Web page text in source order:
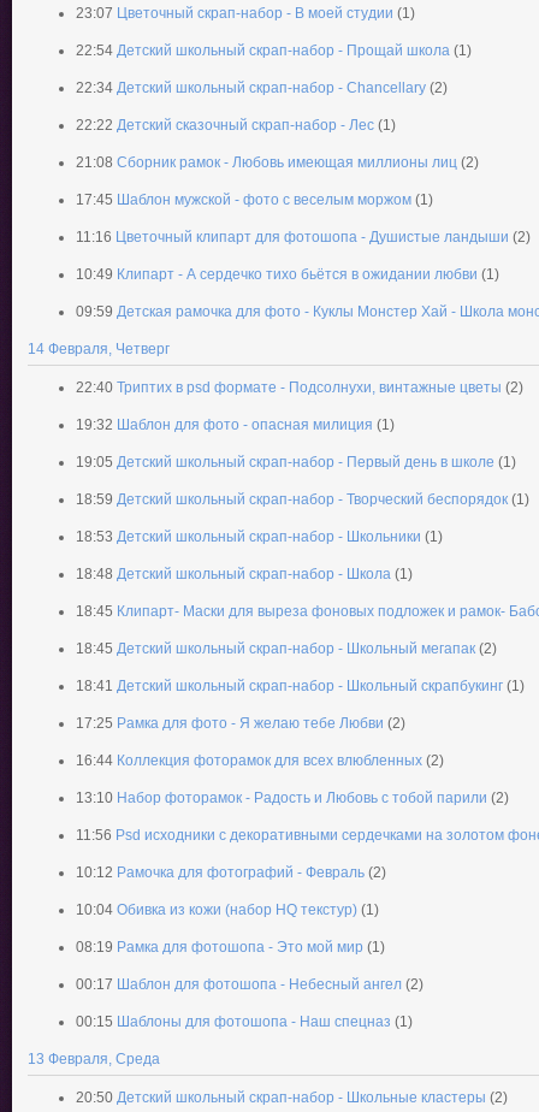
23:07 Цветочный скрап-набор - В моей студии (1)
22:54 Детский школьный скрап-набор - Прощай школа (1)
22:34 Детский школьный скрап-набор - Chancellary (2)
22:22 Детский сказочный скрап-набор - Лес (1)
21:08 Сборник рамок - Любовь имеющая миллионы лиц (2)
17:45 Шаблон мужской - фото с веселым моржом (1)
11:16 Цветочный клипарт для фотошопа - Душистые ландыши (2)
10:49 Клипарт - А сердечко тихо бьётся в ожидании любви (1)
09:59 Детская рамочка для фото - Куклы Монстер Хай - Школа
14 Февраля, Четверг
22:40 Триптих в psd формате - Подсолнухи, винтажные цветы (2)
19:32 Шаблон для фото - опасная милиция (1)
19:05 Детский школьный скрап-набор - Первый день в школе (1)
18:59 Детский школьный скрап-набор - Творческий беспорядок (1)
18:53 Детский школьный скрап-набор - Школьники (1)
18:48 Детский школьный скрап-набор - Школа (1)
18:45 Клипарт- Маски для выреза фоновых подложек и рамок-
18:45 Детский школьный скрап-набор - Школьный мегапак (2)
18:41 Детский школьный скрап-набор - Школьный скрапбукинг (1)
17:25 Рамка для фото - Я желаю тебе Любви (2)
16:44 Коллекция фоторамок для всех влюбленных (2)
13:10 Набор фоторамок - Радость и Любовь с тобой парили (2)
11:56 Psd исходники с декоративными сердечками на золотом
10:12 Рамочка для фотографий - Февраль (2)
10:04 Обивка из кожи (набор HQ текстур) (1)
08:19 Рамка для фотошопа - Это мой мир (1)
00:17 Шаблон для фотошопа - Небесный ангел (2)
00:15 Шаблоны для фотошопа - Наш спецназ (1)
13 Февраля, Среда
20:50 Детский школьный скрап-набор - Школьные кластеры (2)